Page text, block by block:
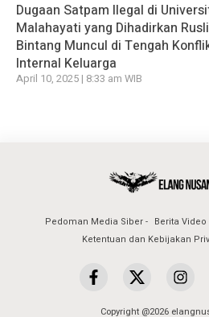
Dugaan Satpam Ilegal di
Malahayati yang Dihadirkan Rusli
Bintang Muncul di Tengah
Internal Keluarga
April 10, 2025 | 8:33 am WIB
Pedoman Media Siber Berita Video
Ketentuan dan Kebijakan
Copyright @2026